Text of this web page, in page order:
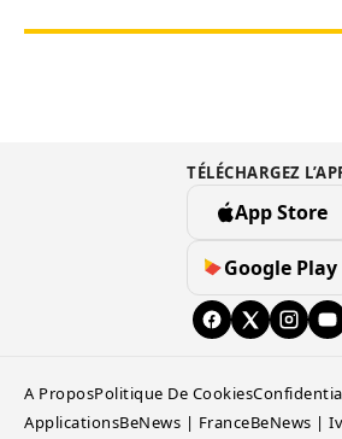
TÉLÉCHARGEZ
App Store
Google Play
A ProposPolitique De Cookies
ApplicationsBeNews | FranceBeNews |